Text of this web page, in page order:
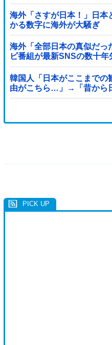
海外「さすが日本！」日本
かる数字に海外が大騒ぎ
海外「全部日本の真似だ
ビ番組が最新SNSの数十
韓国人「日本がここまでの
由がこちら…」→「昔から
ル」＝韓国の反応